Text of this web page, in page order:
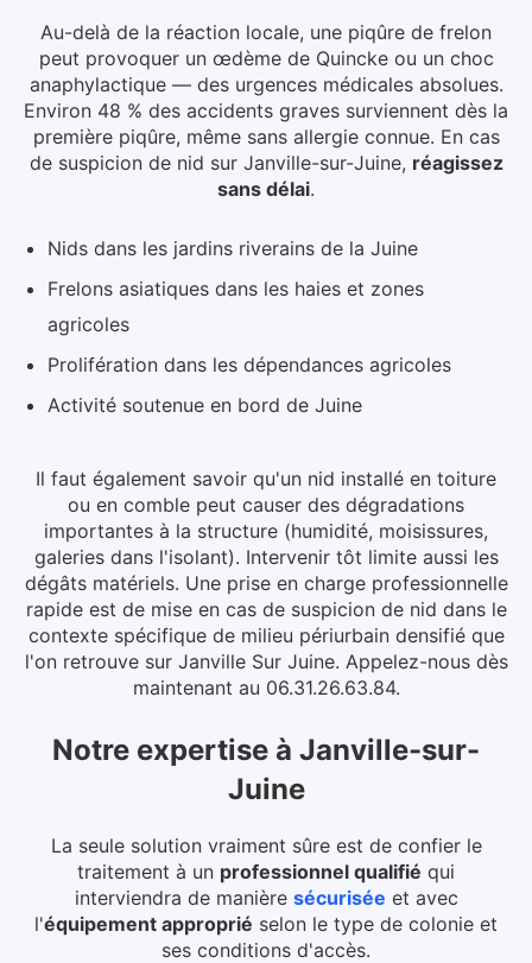
Au-delà de la réaction locale, une piqûre de frelon
peut provoquer un œdème de Quincke ou un choc
anaphylactique — des urgences médicales absolues.
Environ 48 % des accidents graves surviennent dès la
première piqûre, même sans allergie connue. En cas
de suspicion de nid sur Janville-sur-Juine, réagissez
sans délai.
Nids dans les jardins riverains de la Juine
Frelons asiatiques dans les haies et zones
agricoles
Prolifération dans les dépendances agricoles
Activité soutenue en bord de Juine
Il faut également savoir qu'un nid installé en toiture
ou en comble peut causer des dégradations
importantes à la structure (humidité, moisissures,
galeries dans l'isolant). Intervenir tôt limite aussi les
dégâts matériels. Une prise en charge professionnelle
rapide est de mise en cas de suspicion de nid dans le
contexte spécifique de milieu périurbain densifié que
l'on retrouve sur Janville Sur Juine. Appelez-nous dès
maintenant au 06.31.26.63.84.
Notre expertise à Janville-sur-
Juine
La seule solution vraiment sûre est de confier le
traitement à un professionnel qualifié qui
interviendra de manière sécurisée et avec
l'équipement approprié selon le type de colonie et
ses conditions d'accès.